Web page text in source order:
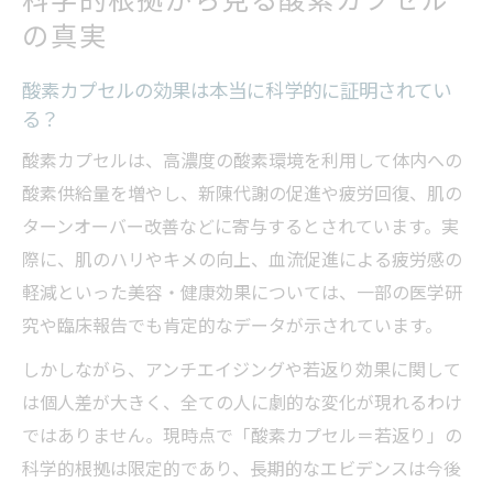
の真実
酸素カプセルの効果は本当に科学的に証明されてい
る？
酸素カプセルは、高濃度の酸素環境を利用して体内への
酸素供給量を増やし、新陳代謝の促進や疲労回復、肌の
ターンオーバー改善などに寄与するとされています。実
際に、肌のハリやキメの向上、血流促進による疲労感の
軽減といった美容・健康効果については、一部の医学研
究や臨床報告でも肯定的なデータが示されています。
しかしながら、アンチエイジングや若返り効果に関して
は個人差が大きく、全ての人に劇的な変化が現れるわけ
ではありません。現時点で「酸素カプセル＝若返り」の
科学的根拠は限定的であり、長期的なエビデンスは今後